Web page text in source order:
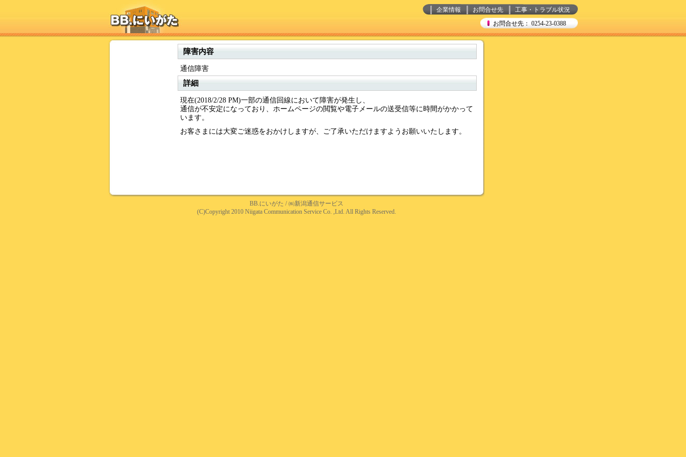
企業情報 お問合せ先
工事・トラブル状況
お問合せ先： 0254-23-0388
障害内容
通信障害
詳細
現在(2018/2/28 PM)一部の通信回線において障害が発生し、
通信が不安定になっており、ホームページの閲覧や電子メールの送受信等に時間がかかって
います。
お客さまには大変ご迷惑をおかけしますが、ご了承いただけますようお願いいたします。
BB.にいがた /㈱新潟通信サービス
(C)Copyright 2010 Niigata Communication Service Co. ,Ltd. All Rights Reserved.